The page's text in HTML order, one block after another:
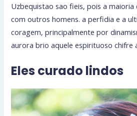
Uzbequistao sao fieis, pois a maioria
com outros homens. a perfidia e a
coragem, principalmente por
aurora brio aquele espirituoso chifre
Eles curado lindos